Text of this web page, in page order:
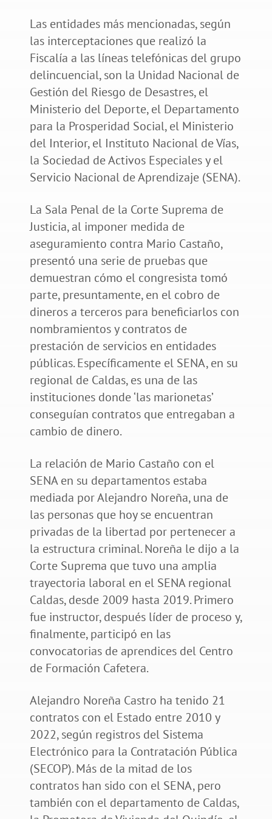
Las entidades más mencionadas, según
las interceptaciones que realizó la
Fiscalía a las líneas telefónicas del grupo
delincuencial, son la Unidad Nacional de
Gestión del Riesgo de Desastres, el
Ministerio del Deporte, el Departamento
para la Prosperidad Social, el Ministerio
del Interior, el Instituto Nacional de Vías,
la Sociedad de Activos Especiales y el
Servicio Nacional de Aprendizaje (SENA).
La Sala Penal de la Corte Suprema de
Justicia, al imponer medida de
aseguramiento contra Mario Castaño,
presentó una serie de pruebas que
demuestran cómo el congresista tomó
parte, presuntamente, en el cobro de
dineros a terceros para beneficiarlos con
nombramientos y contratos de
prestación de servicios en entidades
públicas. Específicamente el SENA, en su
regional de Caldas, es una de las
instituciones donde ‘las marionetas’
conseguían contratos que entregaban a
cambio de dinero.
La relación de Mario Castaño con el
SENA en su departamentos estaba
mediada por Alejandro Noreña, una de
las personas que hoy se encuentran
privadas de la libertad por pertenecer a
la estructura criminal. Noreña le dijo a la
Corte Suprema que tuvo una amplia
trayectoria laboral en el SENA regional
Caldas, desde 2009 hasta 2019. Primero
fue instructor, después líder de proceso y,
finalmente, participó en las
convocatorias de aprendices del Centro
de Formación Cafetera.
Alejandro Noreña Castro ha tenido 21
contratos con el Estado entre 2010 y
2022, según registros del Sistema
Electrónico para la Contratación Pública
(SECOP). Más de la mitad de los
contratos han sido con el SENA, pero
también con el departamento de Caldas,